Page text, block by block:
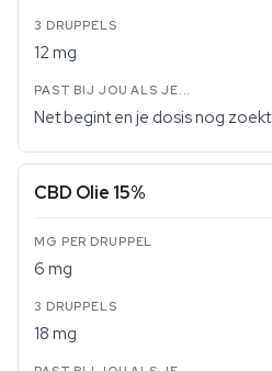
12 mg
Net begint en je dosis nog zoekt
CBD Olie 15%
6 mg
18 mg